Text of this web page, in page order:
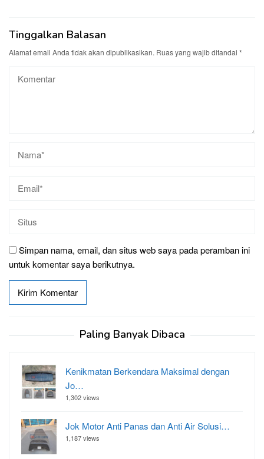
Tinggalkan Balasan
Alamat email Anda tidak akan dipublikasikan. Ruas yang wajib ditandai *
Simpan nama, email, dan situs web saya pada peramban ini
untuk komentar saya berikutnya.
Paling Banyak Dibaca
Kenikmatan Berkendara Maksimal dengan
Jo…
1,302 views
Jok Motor Anti Panas dan Anti Air Solusi…
1,187 views